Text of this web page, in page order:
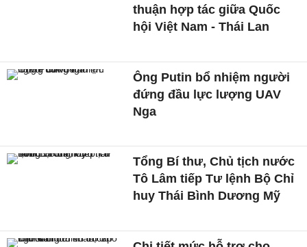
thuận hợp tác giữa Quốc
hội Việt Nam - Thái Lan
Ông Putin bổ nhiệm người
đứng đầu lực lượng UAV
Nga
Tổng Bí thư, Chủ tịch nước
Tô Lâm tiếp Tư lệnh Bộ Chỉ
huy Thái Bình Dương Mỹ